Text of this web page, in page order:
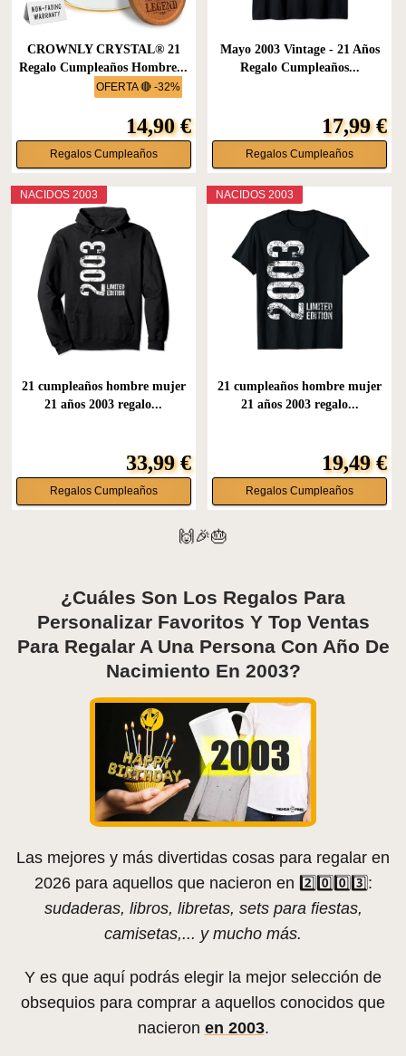
OFERTA 🔴 -32%
CROWNLY CRYSTAL® 21
Regalo Cumpleaños Hombre...
14,90 €
Regalos Cumpleaños
Mayo 2003 Vintage - 21 Años
Regalo Cumpleaños...
17,99 €
Regalos Cumpleaños
NACIDOS 2003
21 cumpleaños hombre mujer
21 años 2003 regalo...
33,99 €
Regalos Cumpleaños
NACIDOS 2003
21 cumpleaños hombre mujer
21 años 2003 regalo...
19,49 €
Regalos Cumpleaños
🙌🎉🎂
¿Cuáles Son Los Regalos Para
Personalizar Favoritos Y Top Ventas
Para Regalar A Una Persona Con Año De
Nacimiento En 2003?
Las mejores y más divertidas cosas para regalar en
2026 para aquellos que nacieron en 2️⃣0️⃣0️⃣3️⃣:
sudaderas, libros, libretas, sets para fiestas,
camisetas,... y mucho más.
Y es que aquí podrás elegir la mejor selección de
obsequios para comprar a aquellos conocidos que
nacieron en 2003.